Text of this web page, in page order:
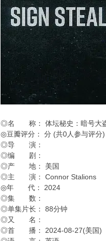
左脚流的一滴泪 向 蒸汽先生 送出
Kehk 向 zhhz0308 送出 甜甜
◎名 称： 体坛秘史：暗号大
◎豆瓣评分： 分 (共0人参与评分)
◎导 演：
◎编 剧：
◎产 地： 美国
◎主 演： Connor Stalions
◎年 代： 2024
◎集 数：
◎单集片长： 88分钟
◎又 名：
◎首 播： 2024-08-27(美国)